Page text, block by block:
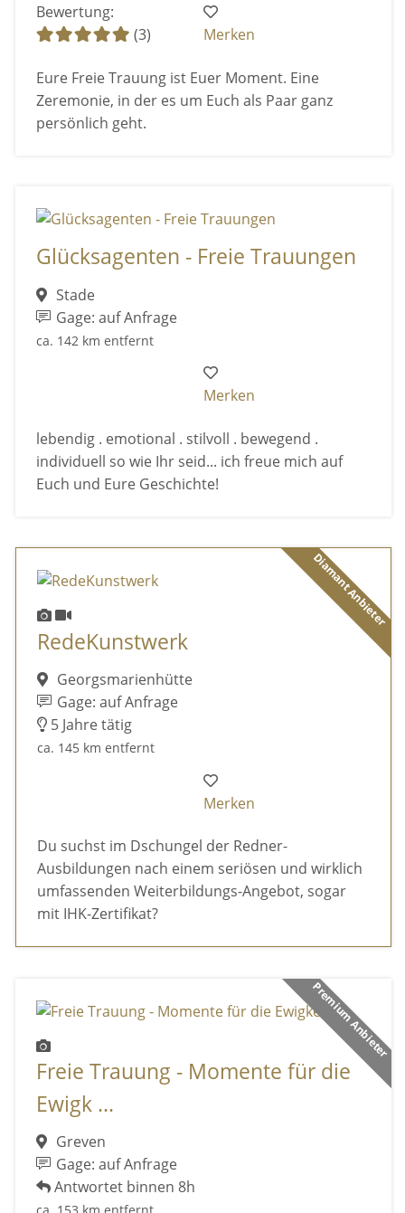
Bewertung:
(3)
Merken
Eure Freie Trauung ist Euer Moment. Eine
Zeremonie, in der es um Euch als Paar ganz
persönlich geht.
Glücksagenten - Freie Trauungen
Stade
Gage: auf Anfrage
ca. 142 km entfernt
Merken
lebendig . emotional . stilvoll . bewegend .
individuell so wie Ihr seid... ich freue mich auf
Euch und Eure Geschichte!
Diamant Anbieter
RedeKunstwerk
Georgsmarienhütte
Gage: auf Anfrage
5 Jahre tätig
ca. 145 km entfernt
Merken
Du suchst im Dschungel der Redner-
Ausbildungen nach einem seriösen und wirklich
umfassenden Weiterbildungs-Angebot, sogar
mit IHK-Zertifikat?
Premium Anbieter
Freie Trauung - Momente für die
Ewigk ...
Greven
Gage: auf Anfrage
Antwortet binnen 8h